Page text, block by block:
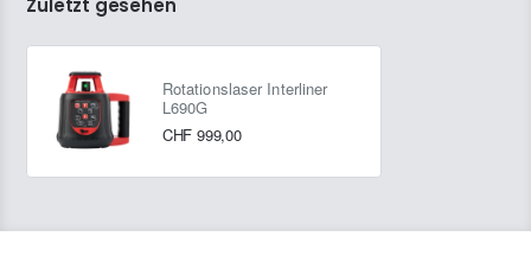
Installateure, Kabelkanäle verlegen, Metallbau,
Generalunternehmer usw.
Lieferumfang
+ Rotationslaser
+ Empfänger mit Halterung
+ Ladegerät
Zuletzt gesehen
Rotationslaser Interliner
L690G
CHF 999,00